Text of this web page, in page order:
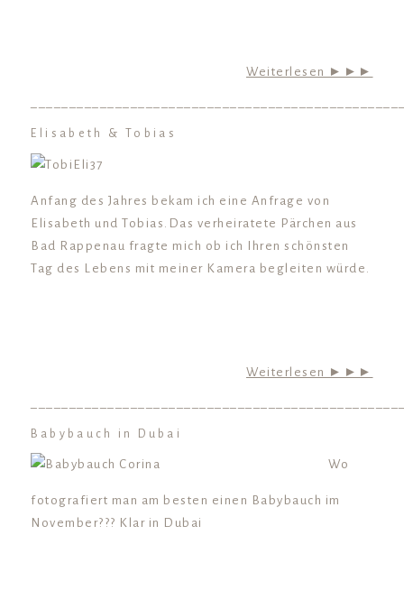
Weiterlesen ►►►
Elisabeth & Tobias
Anfang des Jahres bekam ich eine Anfrage von
Elisabeth und Tobias.Das verheiratete Pärchen aus
Bad Rappenau fragte mich ob ich Ihren schönsten
Tag des Lebens mit meiner Kamera begleiten würde.
Weiterlesen ►►►
Babybauch in Dubai
Wo
fotografiert man am besten einen Babybauch im
November??? Klar in Dubai